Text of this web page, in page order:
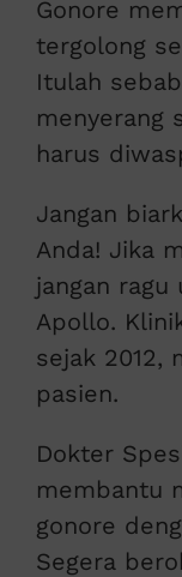
Gonore
tergolong
Itulah
menyerang
harus
Jangan
Anda! Jika
jangan
Apollo.
sejak 2012,
pasien.
Dokter
membantu
gonore
Segera